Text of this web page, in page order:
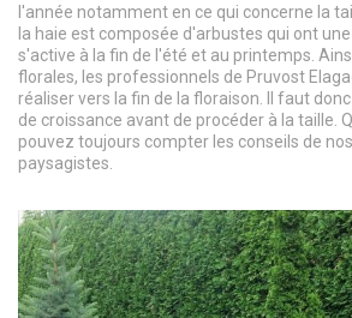
l'année notamment en ce qui concerne la
la haie est composée d'arbustes qui ont
s'active à la fin de l'été et au printemps.
florales, les professionnels de Pruvost
réaliser vers la fin de la floraison. Il faut
de croissance avant de procéder à la taille.
pouvez toujours compter les conseils de
paysagistes.